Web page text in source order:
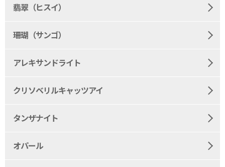
翡翠（ヒスイ）
珊瑚（サンゴ）
アレキサンドライト
クリソベリルキャッツアイ
タンザナイト
オパール